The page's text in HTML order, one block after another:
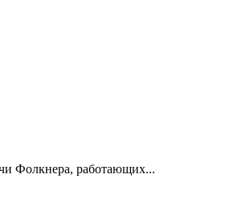
Фолкнера, работающих...